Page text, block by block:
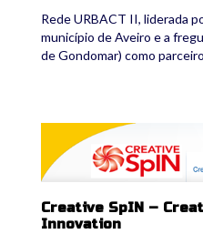
Rede URBACT II, liderada
município de Aveiro e a
de Gondomar) como
cspin2.png
Creative SpIN –
Innovation